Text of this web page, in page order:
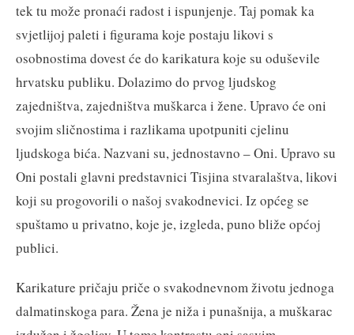
tek tu može pronaći radost i ispunjenje. Taj pomak ka
svjetlijoj paleti i figurama koje postaju likovi s
osobnostima dovest će do karikatura koje su oduševile
hrvatsku publiku. Dolazimo do prvog ljudskog
zajedništva, zajedništva muškarca i žene. Upravo će oni
svojim sličnostima i razlikama upotpuniti cjelinu
ljudskoga bića. Nazvani su, jednostavno – Oni. Upravo su
Oni postali glavni predstavnici Tisjina stvaralaštva, likovi
koji su progovorili o našoj svakodnevici. Iz općeg se
spuštamo u privatno, koje je, izgleda, puno bliže općoj
publici.
Karikature pričaju priče o svakodnevnom životu jednoga
dalmatinskoga para. Žena je niža i punašnija, a muškarac